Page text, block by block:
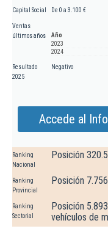
Capital Social De 0 a 3.100 €
Ventas
últimos años
Año
2023
2024
Resultado
2025
Negativo
Accede al
Ranking
Nacional
Posición
Ranking
Provincial
Posición
Ranking
Sectorial
Posición
vehículos de